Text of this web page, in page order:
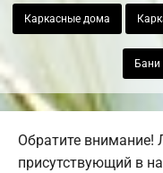
Каркасные дома
Бани
Обратите внимание!
присутствующий в